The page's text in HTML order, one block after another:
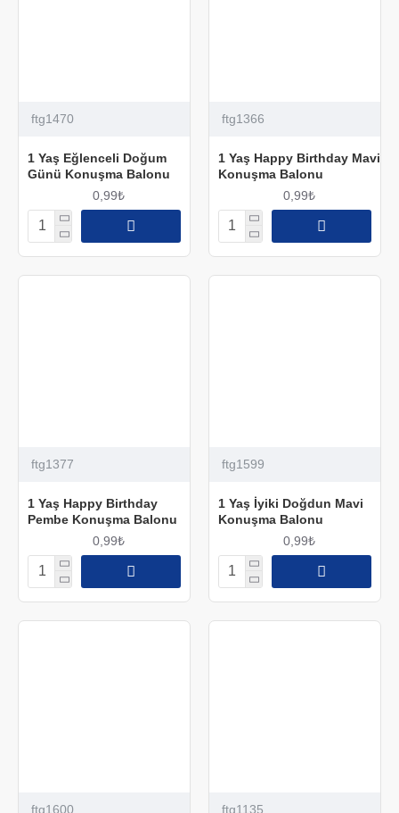
ftg1470
1 Yaş Eğlenceli Doğum
Günü Konuşma Balonu
0,99₺
ftg1366
1 Yaş Happy Birthday Mavi
Konuşma Balonu
0,99₺
ftg1377
1 Yaş Happy Birthday
Pembe Konuşma Balonu
0,99₺
ftg1599
1 Yaş İyiki Doğdun Mavi
Konuşma Balonu
0,99₺
ftg1600 ftg1135